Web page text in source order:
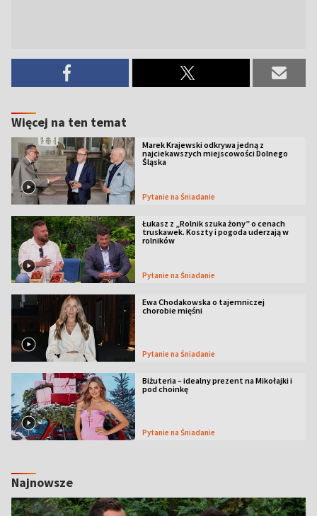
Więcej na ten temat
Marek Krajewski odkrywa jedną z
najciekawszych miejscowości Dolnego
Śląska
Pytanie na Śniadanie
Łukasz z „Rolnik szuka żony” o cenach
truskawek. Koszty i pogoda uderzają w
rolników
Pytanie na Śniadanie
Ewa Chodakowska o tajemniczej
chorobie mięśni
Pytanie na Śniadanie
Biżuteria – idealny prezent na Mikołajki i
pod choinkę
Pytanie na Śniadanie
Najnowsze